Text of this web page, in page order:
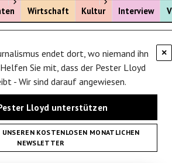
Menü öffnen
Wirtschaft Kultur
Menü öffnen
Interview
×
endet dort, wo niemand ihn
Sie mit, dass der Pester Lloyd
- Wir sind darauf angewiesen.
Lloyd unterstützen
KOSTENLOSEN MONATLICHEN
NEWSLETTER